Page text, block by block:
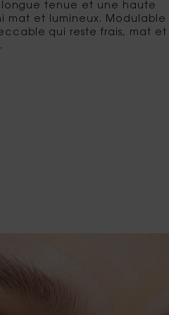
tenue et une haute
mat et lumineux. Modulable
qui reste frais, mat et